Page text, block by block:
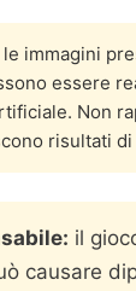
le immagini
essere
Non
risultati di
il
causare